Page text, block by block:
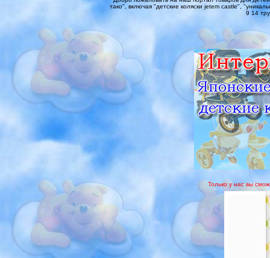
тако", включая "детские коляски jetem castle",
9 14
Только у нас вы